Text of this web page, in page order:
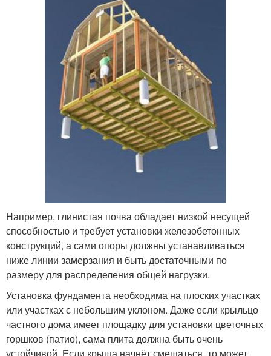
Например, глинистая почва обладает низкой несущей
способностью и требует установки железобетонных
конструкций, а сами опоры должны устанавливаться
ниже линии замерзания и быть достаточными по
размеру для распределения общей нагрузки.
Установка фундамента необходима на плоских участках
или участках с небольшим уклоном. Даже если крыльцо
частного дома имеет площадку для установки цветочных
горшков (патио), сама плита должна быть очень
устойчивой. Если крыша начнёт смещаться, то может